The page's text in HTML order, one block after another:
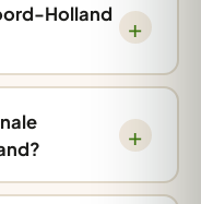
Holland